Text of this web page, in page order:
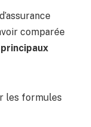
comparée
les formules